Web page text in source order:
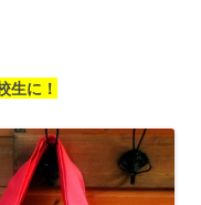
生に！